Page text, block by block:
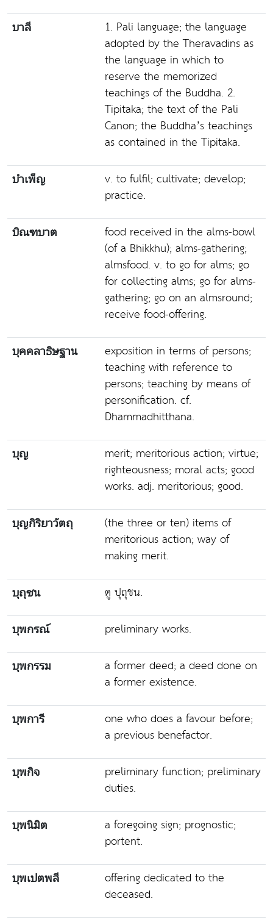
บาลี
1. Pali language; the language
adopted by the Theravadins as
the language in which to
reserve the memorized
teachings of the Buddha. 2.
Tipitaka; the text of the Pali
Canon; the Buddha’s teachings
as contained in the Tipitaka.
บำเพ็ญ
v. to fulfil; cultivate; develop;
practice.
บิณฑบาต
food received in the alms-bowl
(of a Bhikkhu); alms-gathering;
almsfood. v. to go for alms; go
for collecting alms; go for alms-
gathering; go on an almsround;
receive food-offering.
บุคคลาธิษฐาน
exposition in terms of persons;
teaching with reference to
persons; teaching by means of
personification. cf.
Dhammadhitthana.
บุญ
merit; meritorious action; virtue;
righteousness; moral acts; good
works. adj. meritorious; good.
บุญกิริยาวัตถุ
(the three or ten) items of
meritorious action; way of
making merit.
บุถุชน ดู ปุถุชน.
บุพกรณ์ preliminary works.
บุพกรรม
a former deed; a deed done on
a former existence.
บุพการี
one who does a favour before;
a previous benefactor.
บุพกิจ
preliminary function; preliminary
duties.
บุพนิมิต
a foregoing sign; prognostic;
portent.
บุพเปตพลี
offering dedicated to the
deceased.